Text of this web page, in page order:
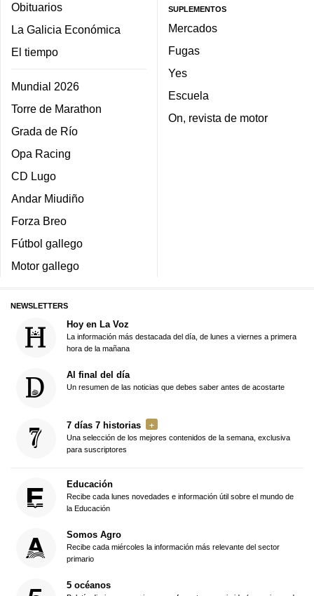
Obituarios
La Galicia Económica
El tiempo
Mundial 2026
Torre de Marathon
Grada de Río
Opa Racing
CD Lugo
Andar Miudiño
Forza Breo
Fútbol gallego
Motor gallego
SUPLEMENTOS
Mercados
Fugas
Yes
Escuela
On, revista de motor
NEWSLETTERS
Hoy en La Voz
La información más destacada del día, de lunes a viernes a primera
hora de la mañana
Al final del día
Un resumen de las noticias que debes saber antes de acostarte
7 días 7 historias
Una selección de los mejores contenidos de la semana, exclusiva
para suscriptores
Educación
Recibe cada lunes novedades e información útil sobre el mundo de
la Educación
Somos Agro
Recibe cada miércoles la información más relevante del sector
primario
5 océanos